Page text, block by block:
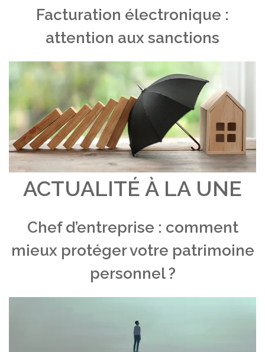
Facturation électronique :
attention aux sanctions
ACTUALITÉ À LA UNE
Chef d’entreprise : comment
mieux protéger votre patrimoine
personnel ?